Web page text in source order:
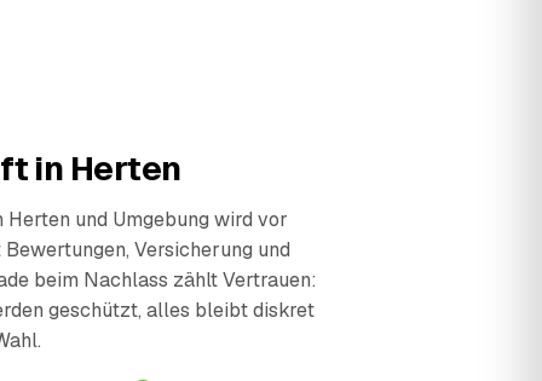
in Herten
und Umgebung wird vor
Versicherung und
beim Nachlass zählt Vertrauen:
geschützt, alles bleibt diskret